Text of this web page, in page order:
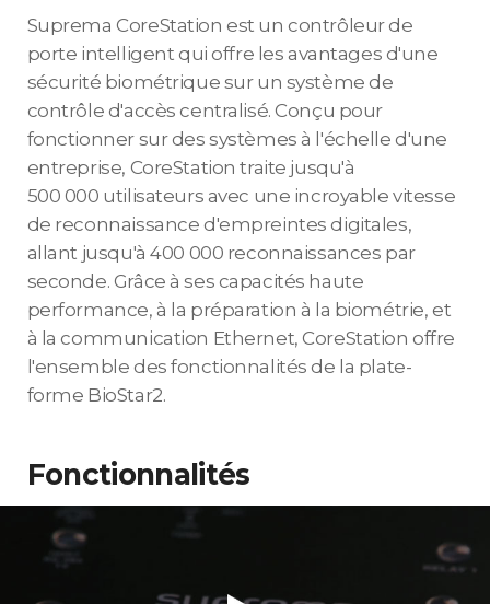
Suprema CoreStation est un contrôleur de
porte intelligent qui offre les avantages d'une
sécurité biométrique sur un système de
contrôle d'accès centralisé. Conçu pour
fonctionner sur des systèmes à l'échelle d'une
entreprise, CoreStation traite jusqu'à
500 000 utilisateurs avec une incroyable vitesse
de reconnaissance d'empreintes digitales,
allant jusqu'à 400 000 reconnaissances par
seconde. Grâce à ses capacités haute
performance, à la préparation à la biométrie, et
à la communication Ethernet, CoreStation offre
l'ensemble des fonctionnalités de la plate-
forme BioStar2.
Fonctionnalités